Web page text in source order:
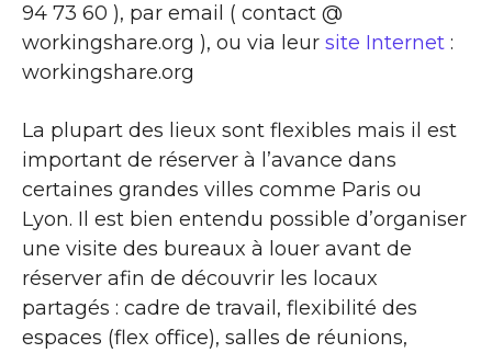
94 73 60 ), par email ( contact @
workingshare.org ), ou via leur site Internet :
workingshare.org
La plupart des lieux sont flexibles mais il est
important de réserver à l’avance dans
certaines grandes villes comme Paris ou
Lyon. Il est bien entendu possible d’organiser
une visite des bureaux à louer avant de
réserver afin de découvrir les locaux
partagés : cadre de travail, flexibilité des
espaces (flex office), salles de réunions,